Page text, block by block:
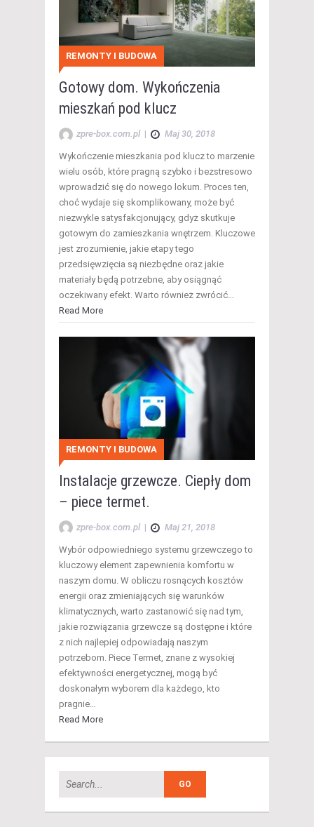
REMONTY I BUDOWA
Gotowy dom. Wykończenia
mieszkań pod klucz
zpre-box.com.pl | Maj 30, 2018
Wykończenie mieszkania pod klucz to marzenie
wielu osób, które pragną szybko i bezstresowo
wprowadzić się do nowego lokum. Proces ten,
choć wydaje się skomplikowany, może być
niezwykle satysfakcjonujący, gdyż skutkuje
gotowym do zamieszkania wnętrzem. Kluczowe
jest zrozumienie, jakie etapy tego
przedsięwzięcia są niezbędne oraz jakie
materiały będą potrzebne, aby osiągnąć
oczekiwany efekt. Warto również zwrócić…
Read More
REMONTY I BUDOWA
Instalacje grzewcze. Ciepły dom
– piece termet.
zpre-box.com.pl | Maj 21, 2018
Wybór odpowiedniego systemu grzewczego to
kluczowy element zapewnienia komfortu w
naszym domu. W obliczu rosnących kosztów
energii oraz zmieniających się warunków
klimatycznych, warto zastanowić się nad tym,
jakie rozwiązania grzewcze są dostępne i które
z nich najlepiej odpowiadają naszym
potrzebom. Piece Termet, znane z wysokiej
efektywności energetycznej, mogą być
doskonałym wyborem dla każdego, kto
pragnie…
Read More